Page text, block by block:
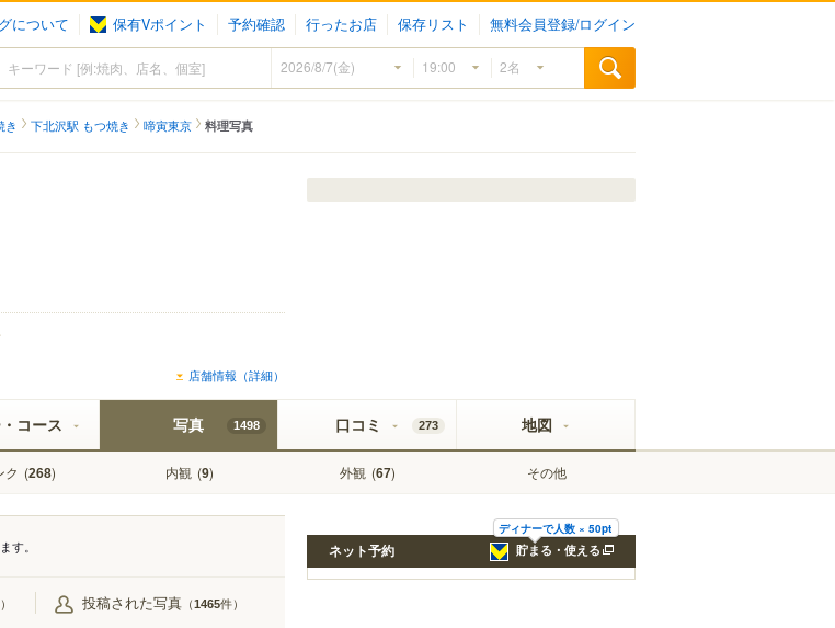
について 保有Vポイント 予約確認 行ったお店 保存リスト 無料会員登録/ログイン
き 下北沢駅 もつ焼き 啼寅東京 料理写真
店舗情報（詳細）
コース 写真 1498
ク (268) 内観 (9) 外観 (67) その他
口コミ 273 地図
す。
投稿された写真 （1465件）
ディナーで人数 × 50pt
貯まる・使える
ネット予約